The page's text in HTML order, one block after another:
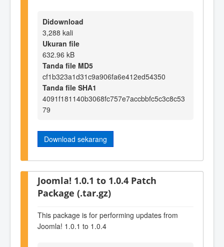
Didownload
3,288 kali
Ukuran file
632.96 kB
Tanda file MD5
cf1b323a1d31c9a906fa6e412ed54350
Tanda file SHA1
4091f181140b3068fc757e7accbbfc5c3c8c53
79
Download sekarang
Joomla! 1.0.1 to 1.0.4 Patch
Package (.tar.gz)
This package is for performing updates from
Joomla! 1.0.1 to 1.0.4